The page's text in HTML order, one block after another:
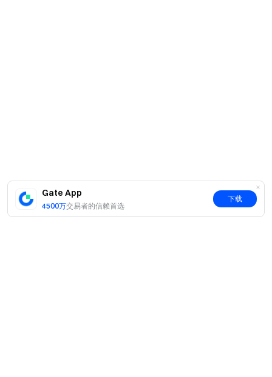
Gate App
4500万交易者的信赖首选
下载